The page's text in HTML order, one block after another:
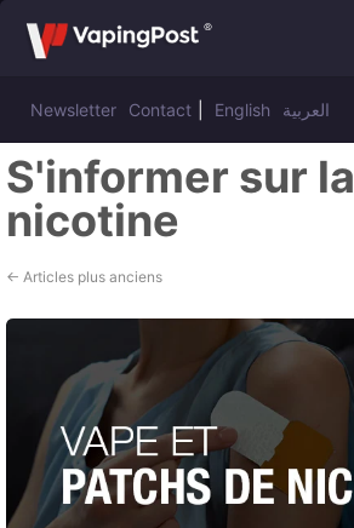
Newsletter Contact English العربية
S'informer sur la
nicotine
← Articles plus anciens